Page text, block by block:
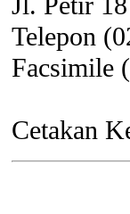
Telepon
Facsimile
Cetakan